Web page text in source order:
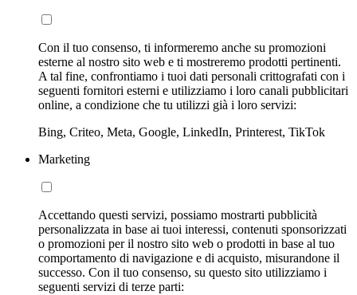
Con il tuo consenso, ti informeremo anche su promozioni
esterne al nostro sito web e ti mostreremo prodotti pertinenti.
A tal fine, confrontiamo i tuoi dati personali crittografati con i
seguenti fornitori esterni e utilizziamo i loro canali pubblicitari
online, a condizione che tu utilizzi già i loro servizi:
Bing, Criteo, Meta, Google, LinkedIn, Printerest, TikTok
Marketing
Accettando questi servizi, possiamo mostrarti pubblicità
personalizzata in base ai tuoi interessi, contenuti sponsorizzati
o promozioni per il nostro sito web o prodotti in base al tuo
comportamento di navigazione e di acquisto, misurandone il
successo. Con il tuo consenso, su questo sito utilizziamo i
seguenti servizi di terze parti: